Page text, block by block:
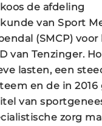
de afdeling
van Sport
(SMCP) voor
van Tenzinger.
lasten, een
en de in 2016
van
zorg